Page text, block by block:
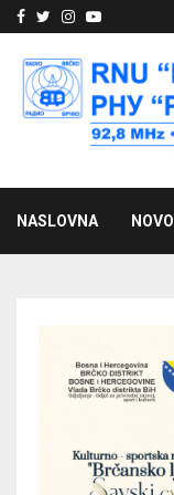
Facebook
Twitter
Instagram
Youtube
NASLOVNA